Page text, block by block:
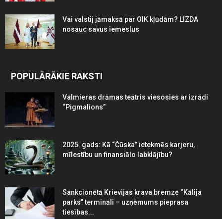
Vai valstij jāmaksā par OIK kļūdām? LIZDA
nosauc savus iemeslus
POPULĀRĀKIE RAKSTI
Valmieras drāmas teātris viesosies ar izrādi
“Pigmalions”
2025. gads: Kā “Čūska” ietekmēs karjeru,
mīlestību un finansiālo labklājību?
Sankcionētā Krievijas krava bremzē “Kālija
parks” termināli – uzņēmums pieprasa
tiesības...